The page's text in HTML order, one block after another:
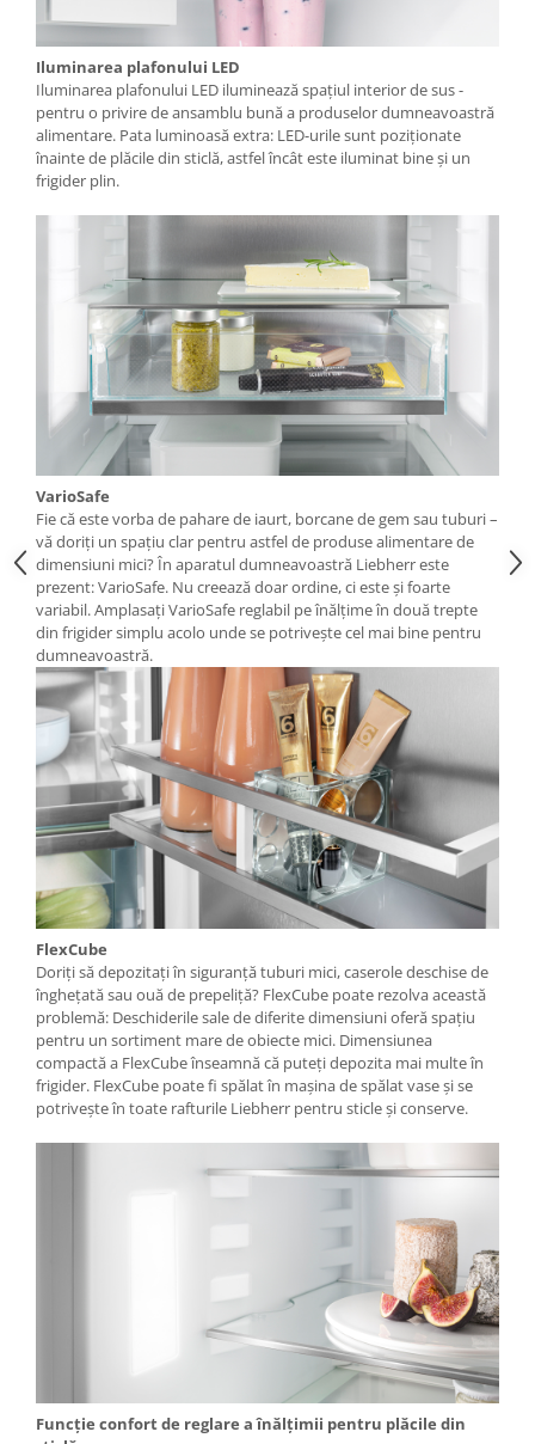
Iluminarea plafonului LED
Iluminarea plafonului LED iluminează spaţiul interior de sus -
pentru o privire de ansamblu bună a produselor dumneavoastră
alimentare. Pata luminoasă extra: LED-urile sunt poziţionate
înainte de plăcile din sticlă, astfel încât este iluminat bine şi un
frigider plin.
VarioSafe
Fie că este vorba de pahare de iaurt, borcane de gem sau tuburi –
vă doriţi un spaţiu clar pentru astfel de produse alimentare de
dimensiuni mici? În aparatul dumneavoastră Liebherr este
prezent: VarioSafe. Nu creează doar ordine, ci este şi foarte
variabil. Amplasaţi VarioSafe reglabil pe înălţime în două trepte
din frigider simplu acolo unde se potriveşte cel mai bine pentru
dumneavoastră.
FlexCube
Doriți să depozitați în siguranță tuburi mici, caserole deschise de
înghețată sau ouă de prepeliță? FlexCube poate rezolva această
problemă: Deschiderile sale de diferite dimensiuni oferă spațiu
pentru un sortiment mare de obiecte mici. Dimensiunea
compactă a FlexCube înseamnă că puteți depozita mai multe în
frigider. FlexCube poate fi spălat în mașina de spălat vase și se
potrivește în toate rafturile Liebherr pentru sticle și conserve.
Funcţie confort de reglare a înălţimii pentru plăcile din